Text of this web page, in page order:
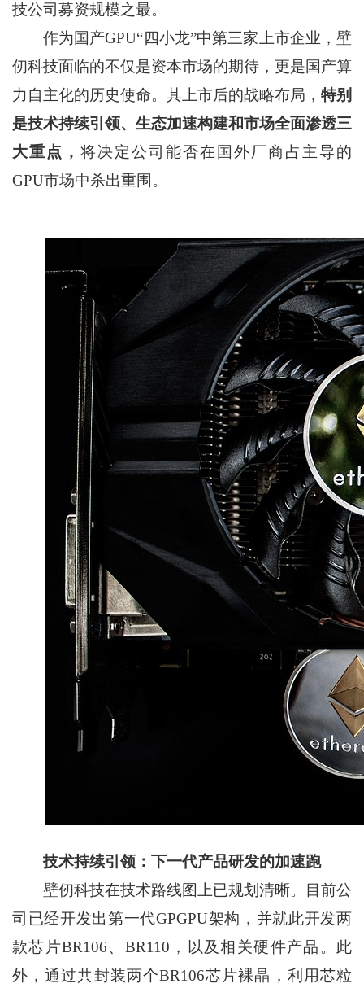
技公司募资规模之最。
作为国产GPU“四小龙”中第三家上市企业，壁
仞科技面临的不仅是资本市场的期待，更是国产算
力自主化的历史使命。其上市后的战略布局，特别
是技术持续引领、生态加速构建和市场全面渗透三
大重点， 将决定公司能否在国外厂商占主导的
GPU市场中杀出重围。
技术持续引领：下一代产品研发的加速跑
壁仞科技在技术路线图上已规划清晰。目前公
司已经开发出第一代GPGPU架构，并就此开发两
款芯片BR106、BR110，以及相关硬件产品。此
外，通过共封装两个BR106芯片裸晶，利用芯粒